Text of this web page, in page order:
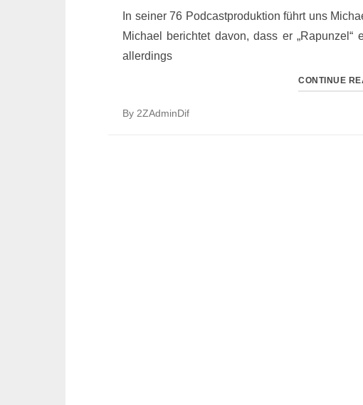
In seiner 76 Podcastproduktion führt uns
Michael berichtet davon, dass er „Rapunzel“
allerdings
CONTINUE
By 2ZAdminDif